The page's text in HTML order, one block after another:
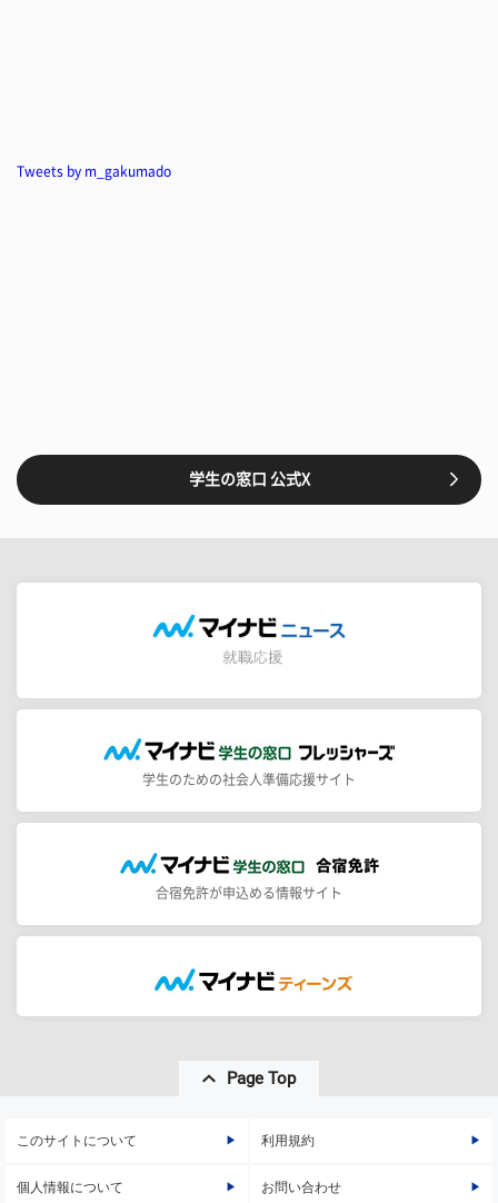
Tweets by m_gakumado
学生の窓口 公式X
学生のための社会人準備応援サイト
合宿免許が申込める情報サイト
Page Top
このサイトについて 利用規約
個人情報について お問い合わせ